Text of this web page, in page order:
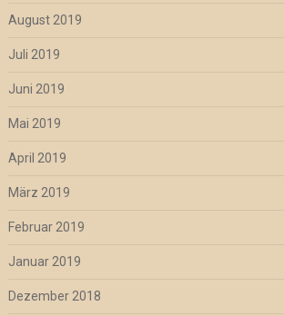
August 2019
Juli 2019
Juni 2019
Mai 2019
April 2019
März 2019
Februar 2019
Januar 2019
Dezember 2018